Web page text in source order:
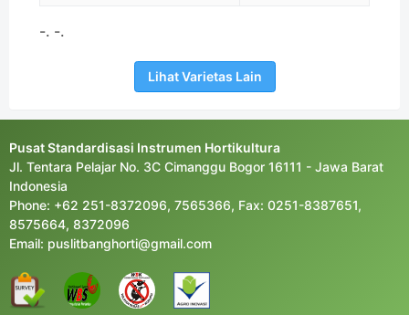
-. -.
Lihat Varietas Lain
Pusat Standardisasi Instrumen Hortikultura
Jl. Tentara Pelajar No. 3C Cimanggu Bogor 16111 - Jawa Barat
Indonesia
Phone: +62 251-8372096, 7565366, Fax: 0251-8387651,
8575664, 8372096
Email: puslitbanghorti@gmail.com